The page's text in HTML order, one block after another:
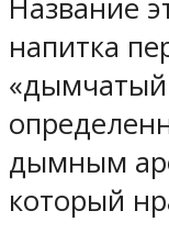
Название
напитка
«дымчатый
дымным
который